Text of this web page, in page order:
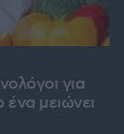
για
μειώνει